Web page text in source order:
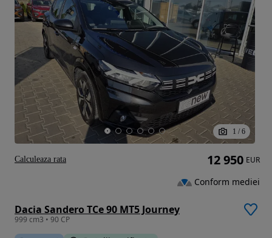
1 / 6
Dacia Sandero TCe 90 MT5 Journey
999 cm3 • 90 CP
12 950 EUR
Conform mediei
Calculeaza rata